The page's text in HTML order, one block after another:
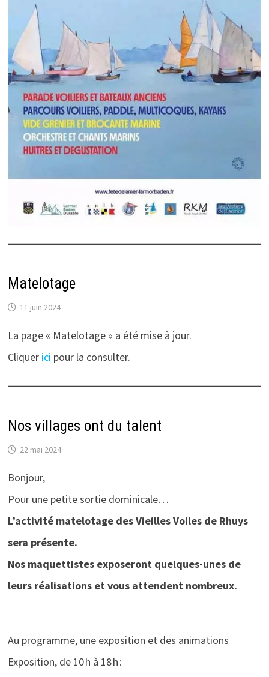
Matelotage
11 juin 2024
La page « Matelotage » a été mise à jour.
Cliquer ici pour la consulter.
Nos villages ont du talent
22 mai 2024
Bonjour,
Pour une petite sortie dominicale…
L’activité matelotage des Vieilles Voiles de Rhuys
sera présente.
Nos maquettistes exposeront quelques-unes de
leurs réalisations et vous attendent nombreux.
Au programme, une exposition et des animations
Exposition, de 10 h à 18 h :